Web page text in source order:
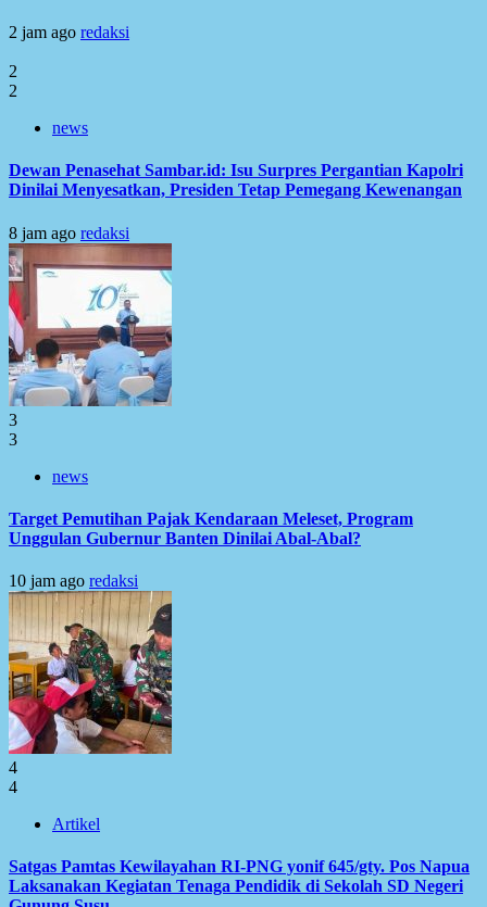
2 jam ago redaksi
2
2
news
Dewan Penasehat Sambar.id: Isu Surpres Pergantian Kapolri
Dinilai Menyesatkan, Presiden Tetap Pemegang Kewenangan
8 jam ago redaksi
3
3
news
Target Pemutihan Pajak Kendaraan Meleset, Program
Unggulan Gubernur Banten Dinilai Abal-Abal?
10 jam ago redaksi
4
4
Artikel
Satgas Pamtas Kewilayahan RI-PNG yonif 645/gty. Pos Napua
Laksanakan Kegiatan Tenaga Pendidik di Sekolah SD Negeri